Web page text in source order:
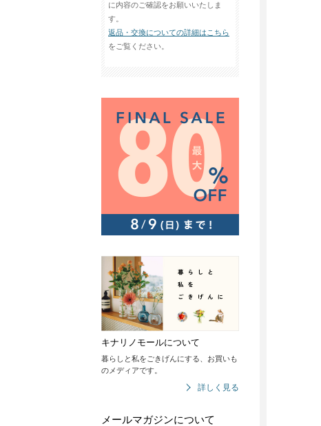
に内容のご確認をお願いいたしま
す。
返品・交換についての詳細はこちら
をご覧ください。
キナリノモールについて
暮らしと私をごきげんにする、お買いも
のメディアです。
詳しく見る
メールマガジンについて